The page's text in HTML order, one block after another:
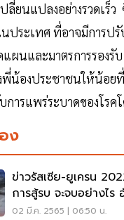
ลี่ยนแปลงอย่างรวดเร็ว
ประเทศ ที่อาจมีการป
ผนและมาตรการรองรั
พี่น้องประชาชนให้น้อ
ารแพร่ระบาดของโรค
ง
ข่าวรัสเซีย-ยูเครน
การสู้รบ จะจบอย่างไร
มิติที่นี่
02 มี.ค. 2565 | 06:50 น.